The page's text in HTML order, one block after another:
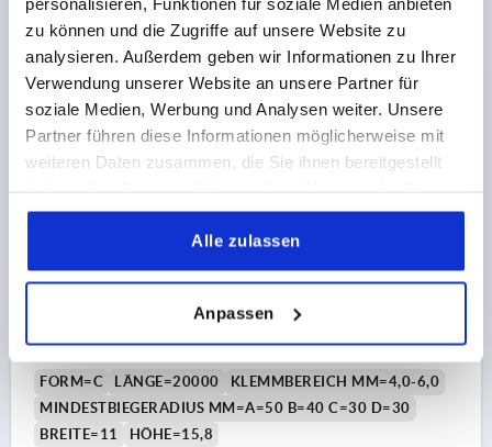
zu können und die Zugriffe auf unsere Website zu
analysieren. Außerdem geben wir Informationen zu Ihrer
Verwendung unserer Website an unsere Partner für
soziale Medien, Werbung und Analysen weiter. Unsere
Partner führen diese Informationen möglicherweise mit
weiteren Daten zusammen, die Sie ihnen bereitgestellt
gesammelt haben.
Alle zulassen
Anpassen
84,73 CHF
zzgl. MwSt.
zzgl. Versandkosten
DETAILS
K1367 C
KANTENSCHUTZPROFIL OHNE DICHTUNG
20000X11X15,8, FORM:C, PVC SCHWARZ L=20 METER
FORM=C LÄNGE=20000
KLEMMBEREICH MM=4,0-6,0
MINDESTBIEGERADIUS MM=A=50 B=40 C=30 D=30
BREITE=11
HÖHE=15,8